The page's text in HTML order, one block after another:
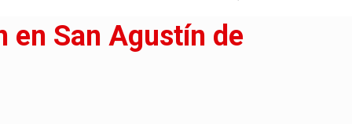
en San Agustín de